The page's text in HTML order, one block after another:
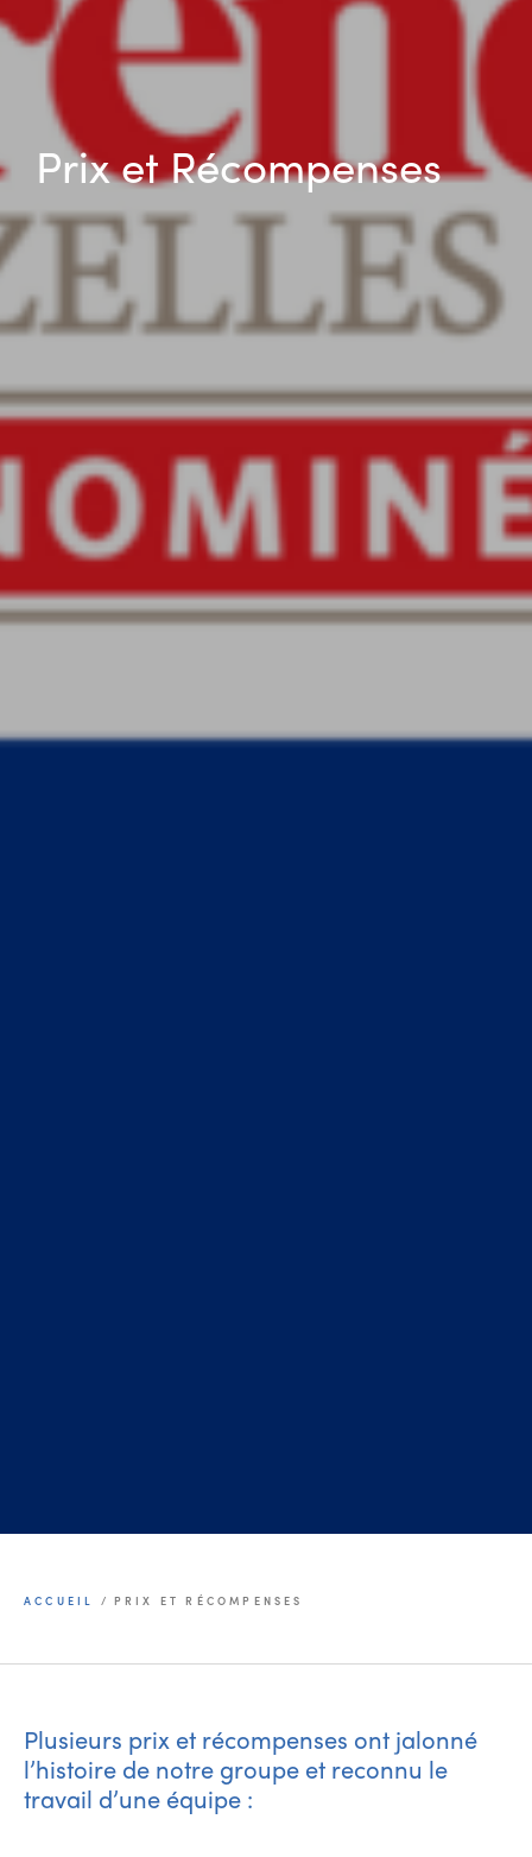
Prix et Récompenses
ACCUEIL / PRIX ET RÉCOMPENSES
Plusieurs prix et récompenses ont jalonné
l’histoire de notre groupe et reconnu le
travail d’une équipe :